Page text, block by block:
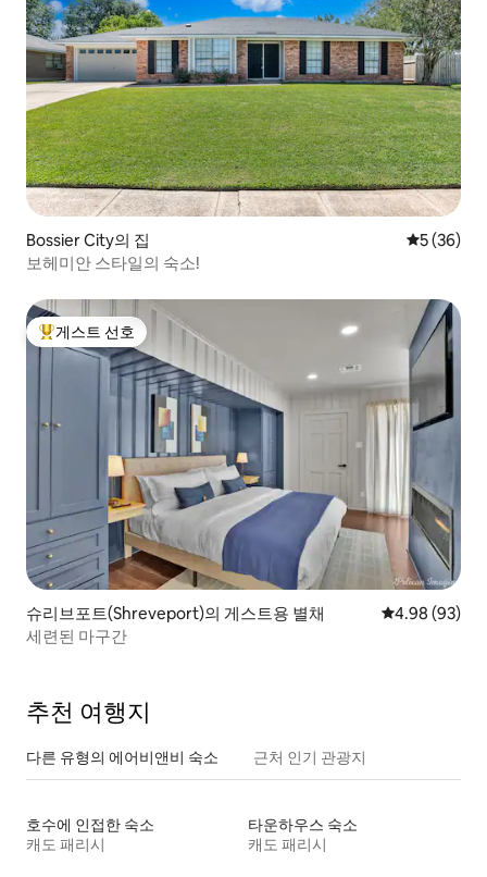
Bossier City의 집 평점 5점(5
5 (36)
보헤미안 스타일의 숙소!
상위 게스트 선호
게스트 선호
슈리브포트(Shreveport)의 게스트용 별채 평점 4.98점(5
4.98 (93)
세련된 마구간
추천 여행지
다른 유형의 에어비앤비 숙소 근처 인기 관광지
호수에 인접한 숙소
캐도 패리시
타운하우스 숙소
캐도 패리시